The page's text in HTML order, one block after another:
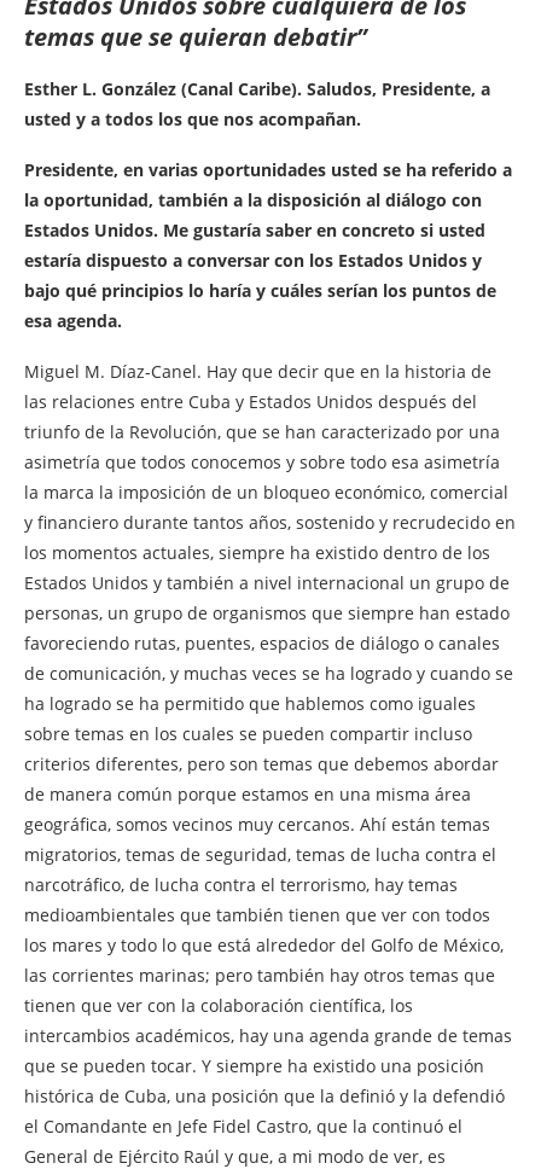
temas que se quieran debatir”
Esther L. González (Canal Caribe). Saludos, Presidente, a
usted y a todos los que nos acompañan.
Presidente, en varias oportunidades usted se ha referido a
la oportunidad, también a la disposición al diálogo con
Estados Unidos. Me gustaría saber en concreto si usted
estaría dispuesto a conversar con los Estados Unidos y
bajo qué principios lo haría y cuáles serían los puntos de
esa agenda.
Miguel M. Díaz-Canel. Hay que decir que en la historia de
las relaciones entre Cuba y Estados Unidos después del
triunfo de la Revolución, que se han caracterizado por una
asimetría que todos conocemos y sobre todo esa asimetría
la marca la imposición de un bloqueo económico, comercial
y financiero durante tantos años, sostenido y recrudecido en
los momentos actuales, siempre ha existido dentro de los
Estados Unidos y también a nivel internacional un grupo de
personas, un grupo de organismos que siempre han estado
favoreciendo rutas, puentes, espacios de diálogo o canales
de comunicación, y muchas veces se ha logrado y cuando se
ha logrado se ha permitido que hablemos como iguales
sobre temas en los cuales se pueden compartir incluso
criterios diferentes, pero son temas que debemos abordar
de manera común porque estamos en una misma área
geográfica, somos vecinos muy cercanos. Ahí están temas
migratorios, temas de seguridad, temas de lucha contra el
narcotráfico, de lucha contra el terrorismo, hay temas
medioambientales que también tienen que ver con todos
los mares y todo lo que está alrededor del Golfo de México,
las corrientes marinas; pero también hay otros temas que
tienen que ver con la colaboración científica, los
intercambios académicos, hay una agenda grande de temas
que se pueden tocar. Y siempre ha existido una posición
histórica de Cuba, una posición que la definió y la defendió
el Comandante en Jefe Fidel Castro, que la continuó el
General de Ejército Raúl y que, a mi modo de ver, es